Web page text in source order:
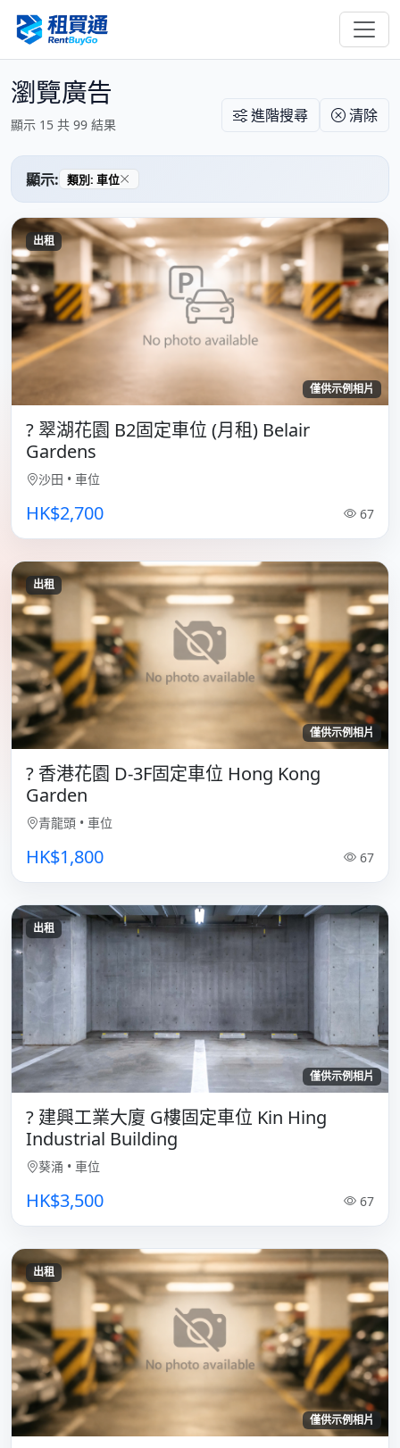
瀏覽廣告
顯示 15 共 99 結果 進階搜尋 清除
顯示: 類別: 車位
僅供示例相片
出租
? 翠湖花園 B2固定車位 (月租) Belair
Gardens
沙田 • 車位
HK$2,700 67
僅供示例相片
出租
? 香港花園 D-3F固定車位 Hong Kong
Garden
青龍頭 • 車位
HK$1,800 67
僅供示例相片
出租
? 建興工業大廈 G樓固定車位 Kin Hing
Industrial Building
葵涌 • 車位
HK$3,500 67
僅供示例相片
出租